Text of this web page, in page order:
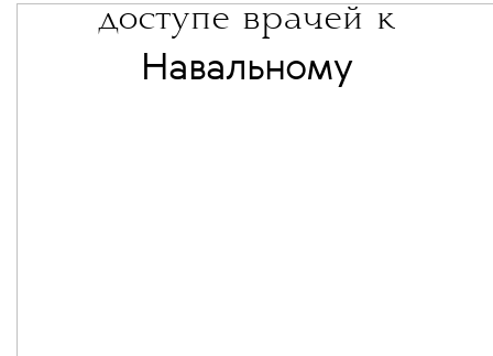
доступе врачей к
Навальному